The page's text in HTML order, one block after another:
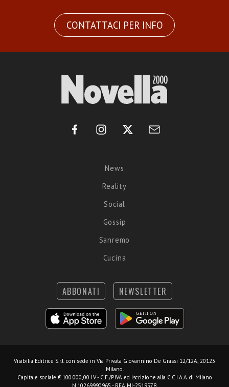
CONTATTACI PER INFO
News
Reality
Social
Gossip
Sanremo
Cucina
ABBONATI NEWSLETTER
Visibilia Editrice S.r.l. con sede in Via Privata Giovannino De Grassi 12/12A, 20123
Milano.
Capitale sociale € 100.000,00 I.V. - C.F./P.IVA ed iscrizione alla C.C.I.A.A. di Milano
N.10269990965 - REA MI-2519578.